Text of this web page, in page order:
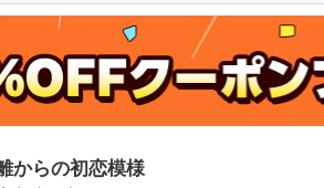
からの初恋模様